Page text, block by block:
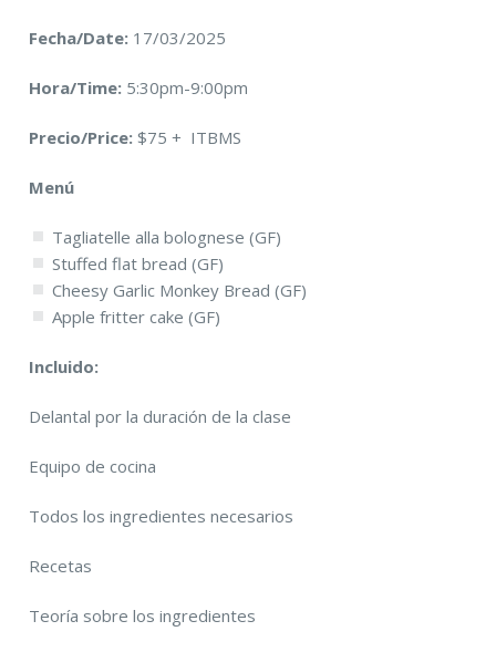
Fecha/Date: 17/03/2025
Hora/Time: 5:30pm-9:00pm
Precio/Price: $75 + ITBMS
Menú
Tagliatelle alla bolognese (GF)
Stuffed flat bread (GF)
Cheesy Garlic Monkey Bread (GF)
Apple fritter cake (GF)
Incluido:
Delantal por la duración de la clase
Equipo de cocina
Todos los ingredientes necesarios
Recetas
Teoría sobre los ingredientes